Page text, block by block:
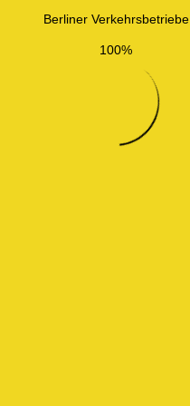
Berliner Verkehrsbetriebe
100%